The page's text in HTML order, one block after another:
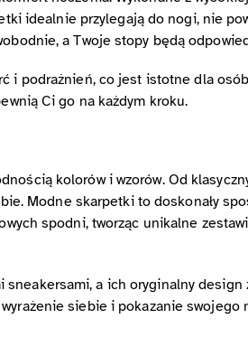
idealnie przylegają do nogi, nie
a Twoje stopy będą
i podrażnień, co jest istotne dla
Ci go na każdym kroku.
kolorów i wzorów. Od
Modne skarpetki to doskonały
spodni, tworząc unikalne
a ich oryginalny
siebie i pokazanie swojego